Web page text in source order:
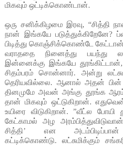
மிகவும் ஒட்டிக்கொண்டான்.
ஒரு சனிக்கிழமை இரவு, “சித்தி
நான் இங்கயே படுத்துக்கிறேனே?
பிடித்து கொஞ்சிக்கொண்டே
வராததை நினைத்து பயந்து
இன்னைக்கு இங்கயே
சிதம்பரம் சொன்னார். அன்று
தெரியவில்லை. ஆனால் அதன் பின்
தினமுமே அவன் அங்கு தூங்க
தான் மிகவும் ஒட்டுகிறான்.
உயிரை விடுகிறான். ”வீட்ல போயி
கேட்காமல் அழ
சித்தி’ என
கட்டிக்கொண்டு. லட்சுமிக்கும்